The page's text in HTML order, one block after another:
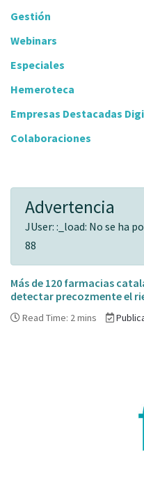
Gestión
Webinars
Especiales
Hemeroteca
Empresas Destacadas
Colaboraciones
Advertencia
JUser: :_load: No se ha
88
Más de 120 farmacias
detectar precozmente el
Read Time: 2 mins